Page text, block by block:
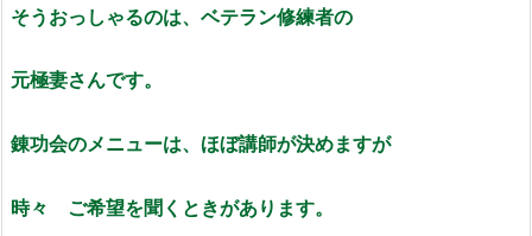
そうおっしゃるのは、ベテラン修練者の
元極妻さんです。
錬功会のメニューは、ほぼ講師が決めますが
時々 ご希望を聞くときがあります。